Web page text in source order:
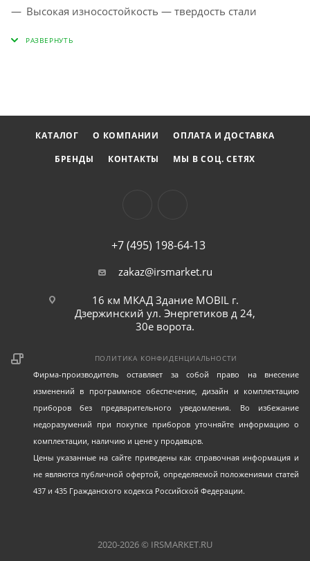
Высокая износостойкость — твердость стали
КАТАЛОГ О КОМПАНИИ
ОПЛАТА И ДОСТАВКА
БРЕНДЫ
КОНТАКТЫ МЫ В СОЦ. СЕТЯХ
+7 (495) 198-64-13
zakaz@irsmarket.ru
16 км МКАД Здание MOBIL г.
Дзержинский ул. Энергетиков д 24,
30е ворота.
ПОЛИТИКА КОНФИДЕНЦИАЛЬНОСТИ
Фирма-производитель оставляет за собой право на внесение
изменений в программное обеспечение, дизайн и комплектацию
приборов без предварительного уведомления. Во избежание
недоразумений при покупке приборов уточняйте информацию о
комплектации, наличию и цене у продавцов.
Цены указанные на сайте приведены как справочная информация и
не являются публичной офертой, определяемой положениями статей
437 и 435 Гражданского кодекса Российской Федерации.
2020-2026 © IRSMARKET.RU